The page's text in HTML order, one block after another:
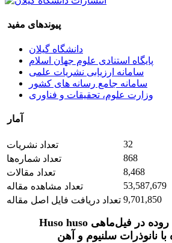
پیوندهای مفید
دانشگاه گیلان
پایگاه استنادی علوم جهان اسلام
سامانه ارزیابی نشریات علمی
سامانه جامع رسانه های کشور
وزارت علوم، تحقیقات و فناوری
آمار
تعداد نشریات
32
تعداد شماره‌ها
868
تعداد مقالات
8,468
تعداد مشاهده مقاله
53,587,679
تعداد دریافت فایل اصل مقاله 9,701,850
آسیب‌شناسی بافت روده در فیل‌ماهی Huso huso
نانوذرات سلنیوم و آهن